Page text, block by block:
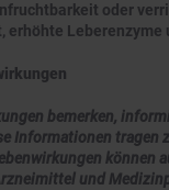
oder
erhöhte Leberenzyme
bemerken,
Informationen tragen
können
und